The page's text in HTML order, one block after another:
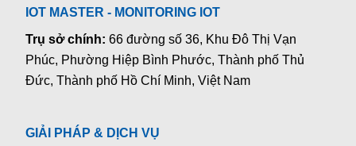
IOT MASTER - MONITORING IOT
Trụ sở chính:66 đường số 36, Khu Đô Thị Vạn
Phúc, Phường Hiệp Bình Phước, Thành phố Thủ
Đức, Thành phố Hồ Chí Minh, Việt Nam
GIẢI PHÁP & DỊCH VỤ